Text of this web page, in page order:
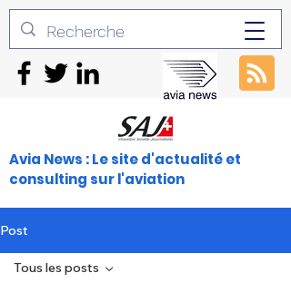
Avia News : Le site d'actualité et
consulting sur l'aviation
Post
Tous les posts